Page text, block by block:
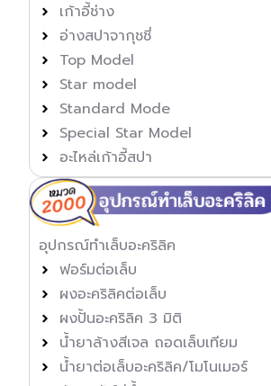
เก้าอี้ช่าง
อ่างสปาจากุชชี่
Top Model
Star model
Standard Mode
Special Star Model
อะไหล่เก้าอี้สปา
อุปกรณ์ทำเล็บอะคริลิค
ฟอร์มต่อเล็บ
ผงอะคริลิคต่อเล็บ
ผงปั้นอะคริลิค 3 มิติ
น้ำยาล้างสีเจล ถอดเล็บเทียม
น้ำยาต่อเล็บอะคริลิค/โมโนเมอร์